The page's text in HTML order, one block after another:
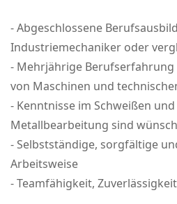
- Abgeschlossene
Industriemechaniker oder
- Mehrjährige
von Maschinen und
- Kenntnisse im Schweißen
Metallbearbeitung sind
- Selbstständige, sorgfältige
Arbeitsweise
- Teamfähigkeit,